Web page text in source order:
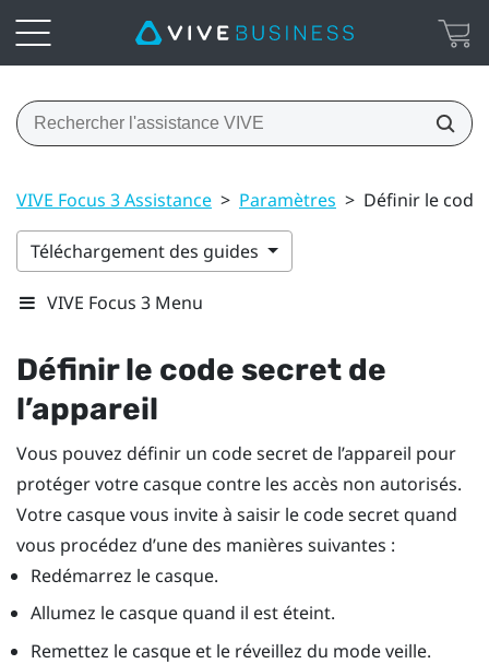
VIVE Focus 3 Assistance > Paramètres > Définir le code
Téléchargement des guides
VIVE Focus 3 Menu
Définir le code secret de
l’appareil
Vous pouvez définir un code secret de l’appareil pour
protéger votre casque contre les accès non autorisés.
Votre casque vous invite à saisir le code secret quand
vous procédez d’une des manières suivantes :
Redémarrez le casque.
Allumez le casque quand il est éteint.
Remettez le casque et le réveillez du mode veille.